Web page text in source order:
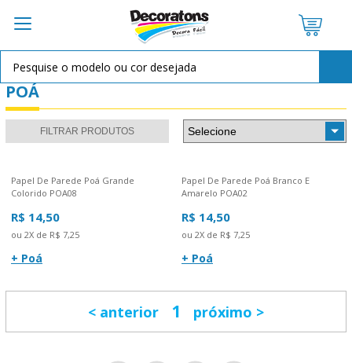
POÁ
FILTRAR PRODUTOS
Papel De Parede Poá Grande
Colorido POA08
R$ 14,50
ou 2X de R$ 7,25
+ Poá
Papel De Parede Poá Branco E
Amarelo POA02
R$ 14,50
ou 2X de R$ 7,25
+ Poá
anterior 1 próximo